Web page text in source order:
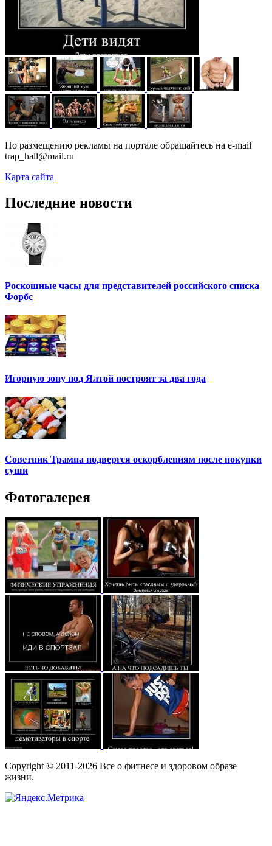
По размещению рекламы на портале обращайтесь на e-mail
trap_hall@mail.ru
Карта сайта
Последние новости
Роскошные часы для представителей российского списка
Форбс
Игорную зону под Ялтой построят за два года
Советник Трампа подвергся оскорблениям после покупки
суши
Фотогалерея
Copyright © 2011-2026 Все о фитнесе и здоровом образе
жизни.